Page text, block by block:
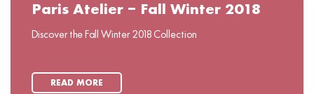
Paris Atelier – Fall Winter 2018
Discover the Fall Winter 2018 Collection
READ MORE